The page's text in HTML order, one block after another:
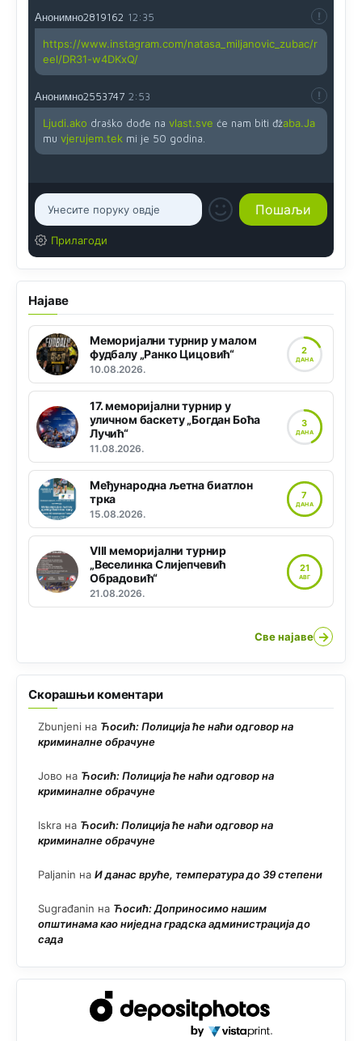
Анонимно2819162 12:35
https://www.instagram.com/natasa_miljanovic_zubac/r
eel/DR31-w4DKxQ/
Анонимно2553747 2:53
Ljudi.ako draško dođe na vlast.sve će nam biti đžaba.Ja
mu vjerujem.tek mi je 50 godina.
Прилагоди
Најаве
Меморијални турнир у малом
фудбалу „Ранко Цицовић“
10.08.2026.
2
ДАНА
17. меморијални турнир у
уличном баскету „Богдан Боћа
Лучић“
11.08.2026.
3
ДАНА
Међународна љетна биатлон
трка
15.08.2026.
7
ДАНА
VIII меморијални турнир
„Веселинка Слијепчевић
Обрадовић“
21.08.2026.
21
АВГ
Све најаве →
Скорашњи коментари
Zbunjeni на Ћосић: Полиција ће наћи одговор на
криминалне обрачуне
Јово на Ћосић: Полиција ће наћи одговор на
криминалне обрачуне
Iskra на Ћосић: Полиција ће наћи одговор на
криминалне обрачуне
Paljanin на И данас вруће, температура до 39 степени
Sugrađanin на Ћосић: Доприносимо нашим
општинама као ниједна градска администрација до
сада